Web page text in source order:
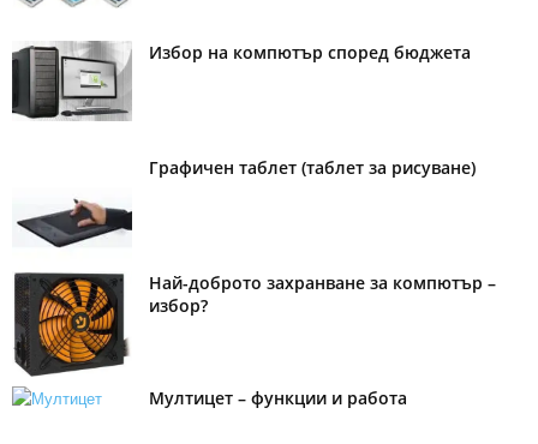
Избор на компютър според бюджета
Графичен таблет (таблет за рисуване)
Най-доброто захранване за компютър –
избор?
Мултицет – функции и работа